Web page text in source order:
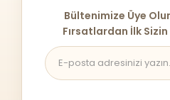
Bültenimize Üye
Fırsatlardan İlk